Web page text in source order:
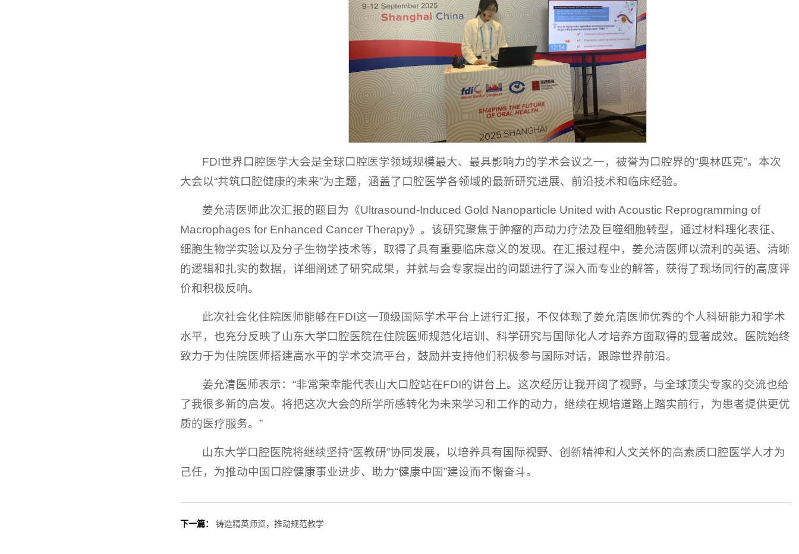
FDI世界口腔医学大会是全球口腔医学领域规模最大、最具影响力的学术会议之一，被誉为口腔界的“奥林匹克”。本次
大会以“共筑口腔健康的未来”为主题，涵盖了口腔医学各领域的最新研究进展、前沿技术和临床经验。
姜允清医师此次汇报的题目为《Ultrasound-Induced Gold Nanoparticle United with Acoustic Reprogramming of
Macrophages for Enhanced Cancer Therapy》。该研究聚焦于肿瘤的声动力疗法及巨噬细胞转型，通过材料理化表征、
细胞生物学实验以及分子生物学技术等，取得了具有重要临床意义的发现。在汇报过程中，姜允清医师以流利的英语、清晰
的逻辑和扎实的数据，详细阐述了研究成果，并就与会专家提出的问题进行了深入而专业的解答，获得了现场同行的高度评
价和积极反响。
此次社会化住院医师能够在FDI这一顶级国际学术平台上进行汇报，不仅体现了姜允清医师优秀的个人科研能力和学术
水平，也充分反映了山东大学口腔医院在住院医师规范化培训、科学研究与国际化人才培养方面取得的显著成效。医院始终
致力于为住院医师搭建高水平的学术交流平台，鼓励并支持他们积极参与国际对话，跟踪世界前沿。
姜允清医师表示：“非常荣幸能代表山大口腔站在FDI的讲台上。这次经历让我开阔了视野，与全球顶尖专家的交流也给
了我很多新的启发。将把这次大会的所学所感转化为未来学习和工作的动力，继续在规培道路上踏实前行，为患者提供更优
质的医疗服务。”
山东大学口腔医院将继续坚持“医教研”协同发展，以培养具有国际视野、创新精神和人文关怀的高素质口腔医学人才为
己任，为推动中国口腔健康事业进步、助力“健康中国”建设而不懈奋斗。
下一篇： 铸造精英师资，推动规范教学